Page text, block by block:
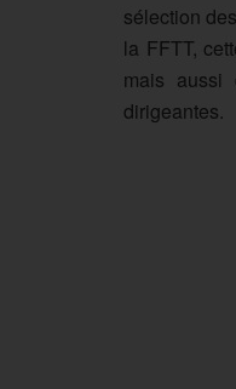
sélection
la FFTT,
mais aussi
dirigeantes.